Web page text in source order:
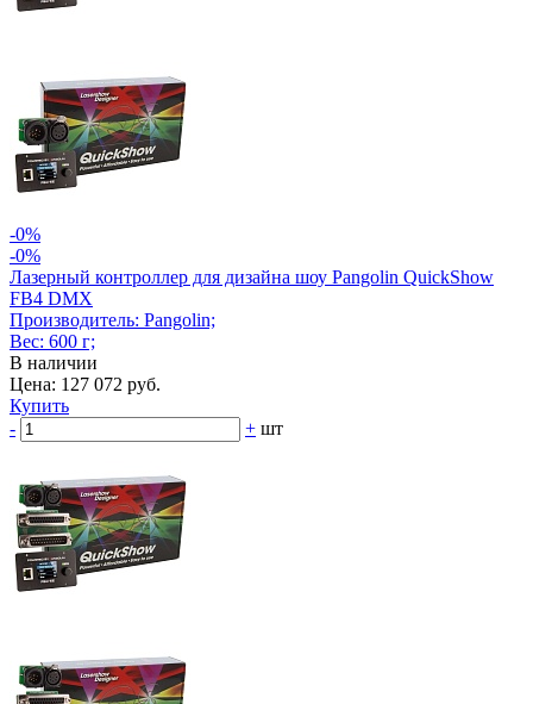
-0%
-0%
Лазерный контроллер для дизайна шоу Pangolin QuickShow
FB4 DMX
Производитель: Pangolin;
Вес: 600 г;
В наличии
Цена: 127 072 руб.
Купить
-
+ шт